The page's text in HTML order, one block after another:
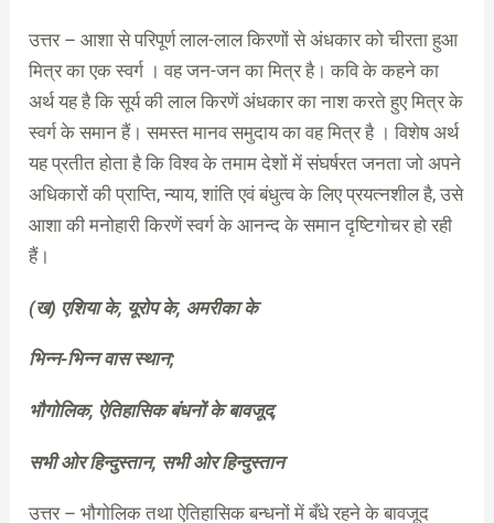
उत्तर – आशा से परिपूर्ण लाल-लाल किरणों से अंधकार को चीरता हुआ
मित्र का एक स्वर्ग । वह जन-जन का मित्र है। कवि के कहने का
अर्थ यह है कि सूर्य की लाल किरणें अंधकार का नाश करते हुए मित्र के
स्वर्ग के समान हैं। समस्त मानव समुदाय का वह मित्र है । विशेष अर्थ
यह प्रतीत होता है कि विश्व के तमाम देशों में संघर्षरत जनता जो अपने
अधिकारों की प्राप्ति, न्याय, शांति एवं बंधुत्व के लिए प्रयत्नशील है, उसे
आशा की मनोहारी किरणें स्वर्ग के आनन्द के समान दृष्टिगोचर हो रही
हैं।
(ख) एशिया के, यूरोप के, अमरीका के
भिन्न-भिन्न वास स्थान;
भौगोलिक, ऐतिहासिक बंधनों के बावजूद,
सभी ओर हिन्दुस्तान, सभी ओर हिन्दुस्तान
उत्तर – भौगोलिक तथा ऐतिहासिक बन्धनों में बँधे रहने के बावजूद